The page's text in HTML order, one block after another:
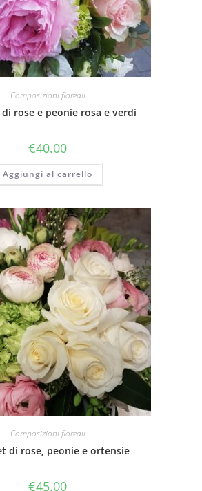
Composizioni floreali
rose e peonie rosa e verdi
€40.00
Aggiungi al carrello
Composizioni floreali
di rose, peonie e ortensie
€45.00